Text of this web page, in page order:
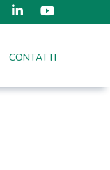
CONTATTI